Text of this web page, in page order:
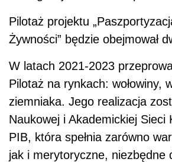
Pilotaż projektu
Żywności” będzie obejmował
W latach 2021-2023
Pilotaż na rynkach: wołowiny,
ziemniaka. Jego realizacja
Naukowej i Akademickiej Sieci
PIB, która spełnia zarówno
jak i merytoryczne, niezbędne